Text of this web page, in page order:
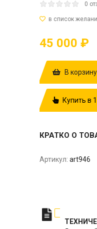
0
45 000 ₽
В корзину
Купить в
КРАТКО О
Артикул: art946